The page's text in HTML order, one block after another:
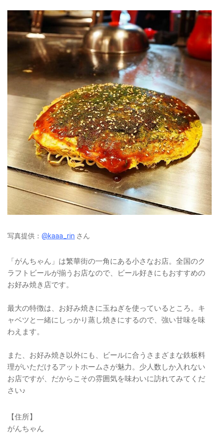
写真提供： @kaaa_rin さん
「がんちゃん」は繁華街の一角にある小さなお店。全国のク
ラフトビールが揃うお店なので、ビール好きにもおすすめの
お好み焼き店です。
最大の特徴は、お好み焼きに玉ねぎを使っているところ。キ
ャベツと一緒にしっかり蒸し焼きにするので、強い甘味を味
わえます。
また、お好み焼き以外にも、ビールに合うさまざまな鉄板料
理がいただけるアットホームさが魅力。少人数しか入れない
お店ですが、だからこその雰囲気を味わいに訪れてみてくだ
さい♪
【住所】
がんちゃん